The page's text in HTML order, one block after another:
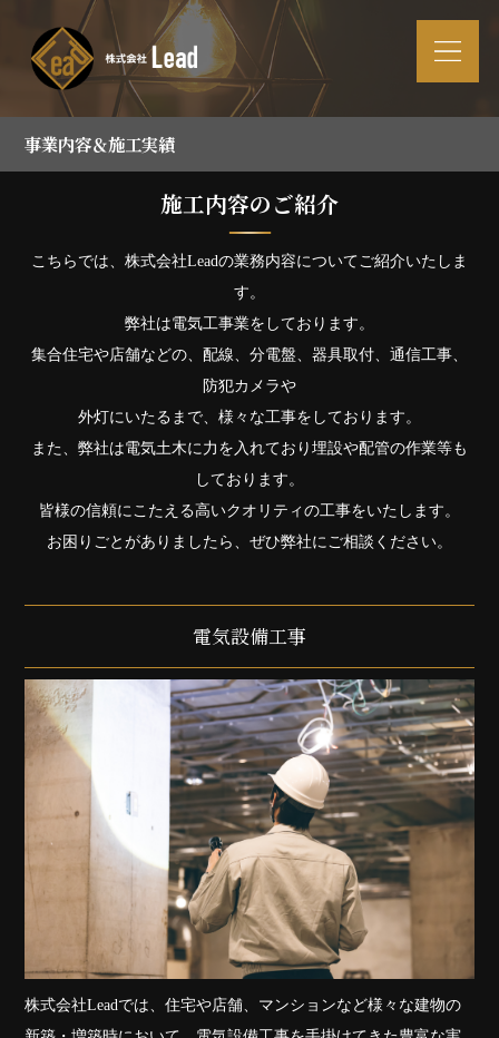
事業内容＆施工実績
施工内容のご紹介
こちらでは、株式会社Leadの業務内容についてご紹介いたしま
す。
弊社は電気工事業をしております。
集合住宅や店舗などの、配線、分電盤、器具取付、通信工事、
防犯カメラや
外灯にいたるまで、様々な工事をしております。
また、弊社は電気土木に力を入れており埋設や配管の作業等も
しております。
皆様の信頼にこたえる高いクオリティの工事をいたします。
お困りごとがありましたら、ぜひ弊社にご相談ください。
電気設備工事
株式会社Leadでは、住宅や店舗、マンションなど様々な建物の